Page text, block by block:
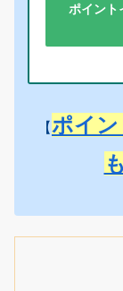
ポイント
【ポイ